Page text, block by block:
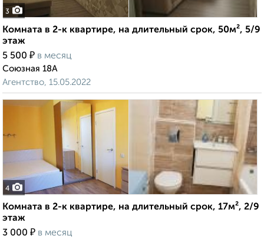
3
Комната в 2-к квартире, на длительный срок, 50м², 5/9
этаж
5 500 ₽ в месяц
Союзная 18А
Агентство, 15.05.2022
4
Комната в 2-к квартире, на длительный срок, 17м², 2/9
этаж
3 000 ₽ в месяц